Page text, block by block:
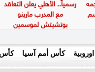
رسمياً.. الأهلي يعلن التعاقد
مع المدرب مارينو
بوتشيتش لموسمين
كأس أمم آسيا كأس